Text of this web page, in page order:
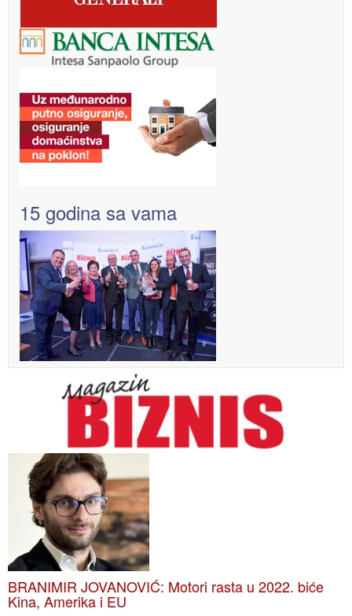
15 godina sa vama
BRANIMIR JOVANOVIĆ: Motori rasta u 2022. biće
Kina, Amerika i EU